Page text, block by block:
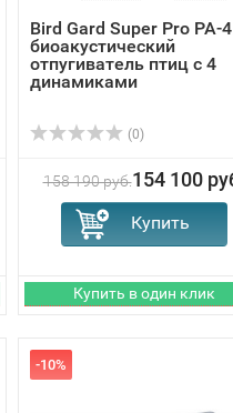
Bird Gard Super Pro PA-
биоакустический
отпугиватель птиц с 4
динамиками
(0)
158 190 руб.154 100
-10%